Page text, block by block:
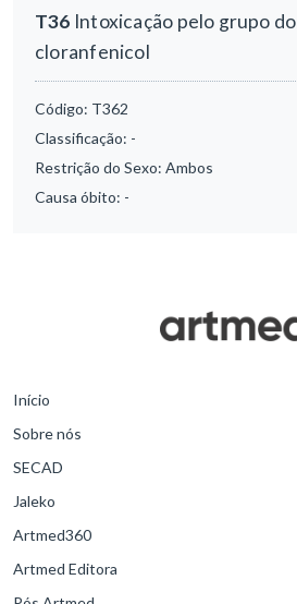
T36 Intoxicação pelo grupo do
cloranfenicol
Código: T362
Classificação: -
Restrição do Sexo: Ambos
Causa óbito: -
Início
Sobre nós
SECAD
Jaleko
Artmed360
Artmed Editora